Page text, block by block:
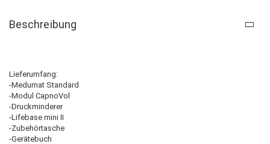
Beschreibung
Lieferumfang:
-Medumat Standard
-Modul CapnoVol
-Druckminderer
-Lifebase mini II
-Zubehörtasche
-Gerätebuch